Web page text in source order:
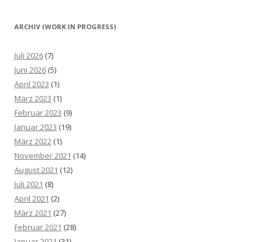
ARCHIV (WORK IN PROGRESS)
Juli 2026 (7)
Juni 2026 (5)
April 2023 (1)
März 2023 (1)
Februar 2023 (9)
Januar 2023 (19)
März 2022 (1)
November 2021 (14)
August 2021 (12)
Juli 2021 (8)
April 2021 (2)
März 2021 (27)
Februar 2021 (28)